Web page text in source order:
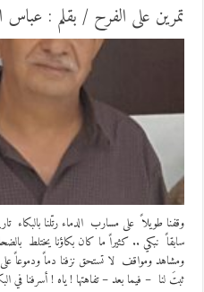
تمرين على الفرح / بقلم : عباس
وقفنا طويلاً على مسارب الدماء رتّلنا بالبكاء
سابقاً نبكي .. كثيراً ما كان بكاؤنا يختلط
ومشاهد ومواقف لا تستحق نزفنا دماً ودموعاً
ثبتَ لنا – فيما بعد – تفاهتها ! ياه ! أسرفنا في